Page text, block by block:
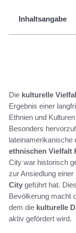
Inhaltsangabe
Die kulturelle
Ergebnis einer
Ethnien und
Besonders
lateinamerikanische
ethnischen Vielfalt
City war historisch
zur Ansiedlung einer
City geführt hat.
Bevölkerung macht
dem die kulturelle
aktiv gefördert wird.